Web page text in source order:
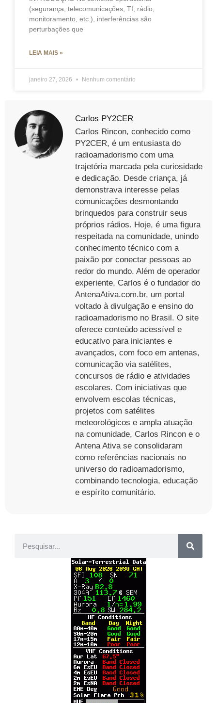
(segurança, telecomunicações, TI, rádio,
monitoramento, etc.), interferências são
perturbações que
LEIA MAIS »
janeiro 27, 2026 Nenhum comentário
Carlos PY2CER
Carlos Rincon, conhecido como
PY2CER, é um entusiasta do
radioamadorismo com uma
trajetória marcada pela curiosidade
e dedicação. Desde criança, já
demonstrava interesse pelas
comunicações desmontando
brinquedos para construir seus
próprios rádios. Hoje, é uma figura
respeitada na comunidade, unindo
conhecimento técnico com a
paixão por conectar pessoas ao
redor do mundo. Além de operador
experiente, Carlos é o fundador do
AntenaAtiva.com.br, um portal
voltado à divulgação e ensino do
radioamadorismo no Brasil. O site
oferece conteúdo acessível e
educativo para iniciantes e
avançados, com foco em antenas,
comunicação via satélites,
concursos de rádio e atividades
escolares. Com iniciativas que
envolvem escolas técnicas,
projetos com satélites
meteorológicos e ampla atuação
na comunidade, Carlos Rincon e o
Antena Ativa se consolidaram
como referências nacionais no
universo do radioamadorismo,
combinando tecnologia, educação
e espírito comunitário.